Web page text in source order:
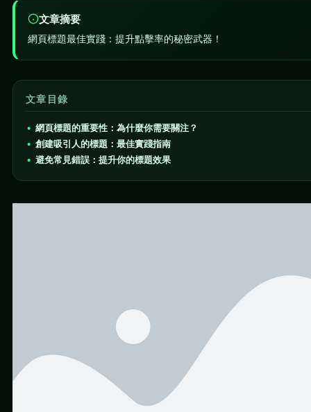
文章摘要
網頁標題最佳實踐：提升點擊率的秘密武器！
文章目錄
網頁標題的重要性：為什麼你需要關注？
創建吸引人的標題：最佳實踐指南
避免常見錯誤：提升你的標題效果